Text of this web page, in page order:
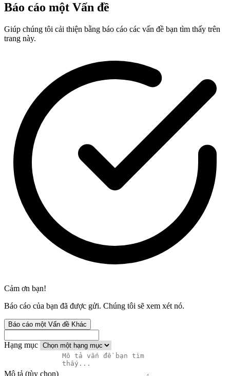
Báo cáo một Vấn đề
Giúp chúng tôi cải thiện bằng báo cáo các vấn đề bạn tìm thấy trên
trang này.
Cảm ơn bạn!
Báo cáo của bạn đã được gửi. Chúng tôi sẽ xem xét nó.
Báo cáo một Vấn đề Khác
Hạng mục
Mô tả (tùy chọn)